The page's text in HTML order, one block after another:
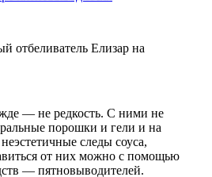
отбеливатель Елизар на
— не редкость. С ними не
порошки и гели и на
следы соуса,
от них можно с помощью
— пятновыводителей.